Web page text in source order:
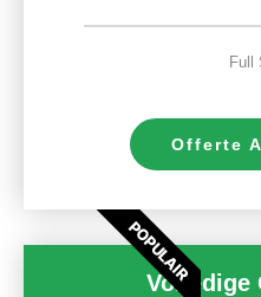
Full
Offerte
POPULAIR
Volledige